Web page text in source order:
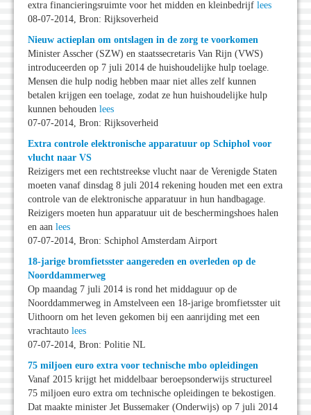
extra financieringsruimte voor het midden en kleinbedrijf lees
08-07-2014, Bron: Rijksoverheid
Nieuw actieplan om ontslagen in de zorg te voorkomen
Minister Asscher (SZW) en staatssecretaris Van Rijn (VWS)
introduceerden op 7 juli 2014 de huishoudelijke hulp toelage.
Mensen die hulp nodig hebben maar niet alles zelf kunnen
betalen krijgen een toelage, zodat ze hun huishoudelijke hulp
kunnen behouden lees
07-07-2014, Bron: Rijksoverheid
Extra controle elektronische apparatuur op Schiphol voor
vlucht naar VS
Reizigers met een rechtstreekse vlucht naar de Verenigde Staten
moeten vanaf dinsdag 8 juli 2014 rekening houden met een extra
controle van de elektronische apparatuur in hun handbagage.
Reizigers moeten hun apparatuur uit de beschermingshoes halen
en aan lees
07-07-2014, Bron: Schiphol Amsterdam Airport
18-jarige bromfietsster aangereden en overleden op de
Noorddammerweg
Op maandag 7 juli 2014 is rond het middaguur op de
Noorddammerweg in Amstelveen een 18-jarige bromfietsster uit
Uithoorn om het leven gekomen bij een aanrijding met een
vrachtauto lees
07-07-2014, Bron: Politie NL
75 miljoen euro extra voor technische mbo opleidingen
Vanaf 2015 krijgt het middelbaar beroepsonderwijs structureel
75 miljoen euro extra om technische opleidingen te bekostigen.
Dat maakte minister Jet Bussemaker (Onderwijs) op 7 juli 2014